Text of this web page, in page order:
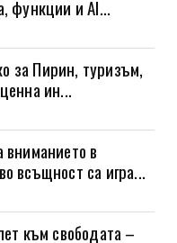
функции и AI...
за Пирин, туризъм,
ин...
вниманието в
всъщност са игра...
към свободата –